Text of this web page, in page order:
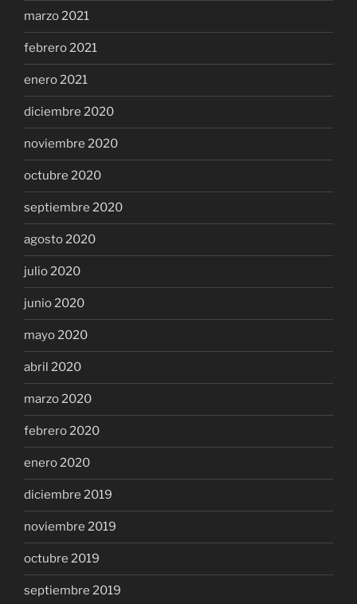
marzo 2021
febrero 2021
enero 2021
diciembre 2020
noviembre 2020
octubre 2020
septiembre 2020
agosto 2020
julio 2020
junio 2020
mayo 2020
abril 2020
marzo 2020
febrero 2020
enero 2020
diciembre 2019
noviembre 2019
octubre 2019
septiembre 2019